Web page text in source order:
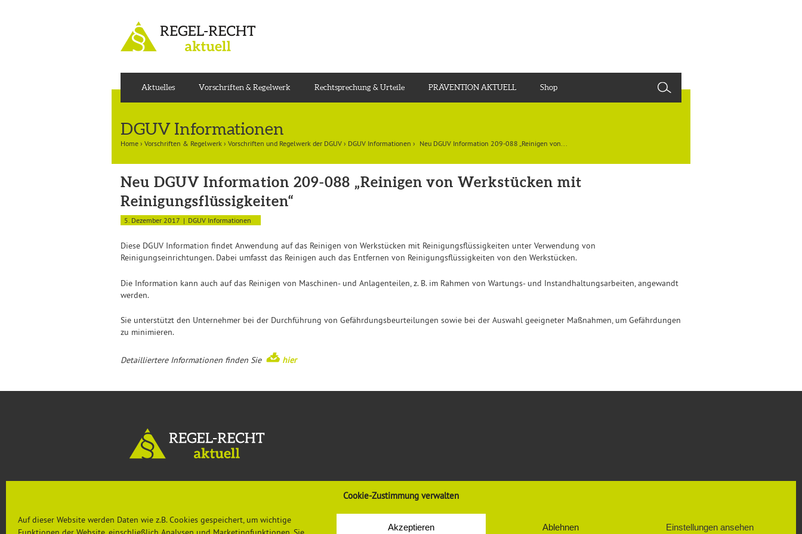
Cookie-Zustimmung verwalten
Auf dieser Website werden Daten wie z.B. Cookies gespeichert, um wichtige
Akzeptieren Ablehnen Einstellungen ansehen
Aktuelles Vorschriften & Regelwerk Rechtsprechung & Urteile PRÄVENTION AKTUELL Shop
DGUV Informationen
Home › Vorschriften & Regelwerk › Vorschriften und Regelwerk der DGUV › DGUV Informationen › Neu DGUV Information 209-088 „Reinigen von...
Neu DGUV Information 209-088 „Reinigen von Werkstücken mit
Reinigungsflüssigkeiten“
5. Dezember 2017 DGUV Informationen
Diese DGUV Information findet Anwendung auf das Reinigen von Werkstücken mit Reinigungsflüssigkeiten unter Verwendung von
Reinigungseinrichtungen. Dabei umfasst das Reinigen auch das Entfernen von Reinigungsflüssigkeiten von den Werkstücken.
Die Information kann auch auf das Reinigen von Maschinen- und Anlagenteilen, z. B. im Rahmen von Wartungs- und Instandhaltungsarbeiten, angewandt
werden.
Sie unterstützt den Unternehmer bei der Durchführung von Gefährdungsbeurteilungen sowie bei der Auswahl geeigneter Maßnahmen, um Gefährdungen
zu minimieren.
Detailliertere Informationen finden Sie hier
Aktuelles
Rechtsprechung & Urteile
VORSCHRIFTEN & REGELWERK
Gesetze, Verordnungen, Regeln
Vorschriften und Regelwerk der DGUV
INFORMATIONEN